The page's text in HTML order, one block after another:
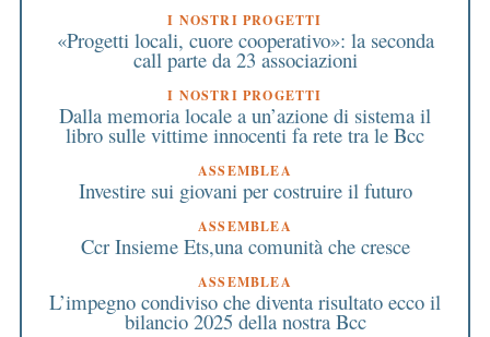
I NOSTRI PROGETTI
«Progetti locali, cuore cooperativo»: la seconda
call parte da 23 associazioni
I NOSTRI PROGETTI
Dalla memoria locale a un’azione di sistema il
libro sulle vittime innocenti fa rete tra le Bcc
ASSEMBLEA
Investire sui giovani per costruire il futuro
ASSEMBLEA
Ccr Insieme Ets,una comunità che cresce
ASSEMBLEA
L’impegno condiviso che diventa risultato ecco il
bilancio 2025 della nostra Bcc